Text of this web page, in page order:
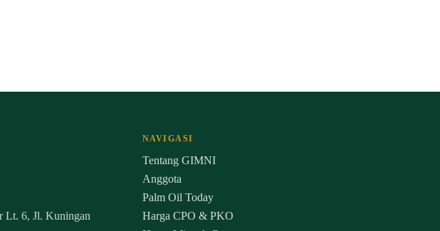
Lt. 6, Jl. Kuningan
NAVIGASI
Tentang GIMNI
Anggota
Palm Oil Today
Harga CPO & PKO